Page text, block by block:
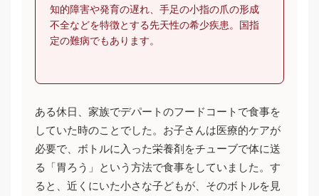
知的障害や発育の遅れ、手足の小指の爪の形成
不全などを特徴とする先天性の希少疾患。国指
定の難病でもあります。
ある休日、家族でデパートのフードコートで食事を
していた時のことでした。お子さんは医療的ケアが
必要で、ボトルに入った栄養剤をチューブで体に送
る「胃ろう」という方法で食事をしていました。す
ると、近くにいた小さな子どもが、そのボトルを見